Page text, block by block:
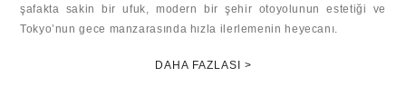
şafakta sakin bir ufuk, modern bir şehir otoyolunun estetiği ve
Tokyo’nun gece manzarasında hızla ilerlemenin heyecanı.
DAHA FAZLASI >